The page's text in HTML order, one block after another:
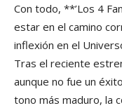
Con todo, **’Los 4
estar en el camino
inflexión en el
Tras el reciente
aunque no fue un
tono más maduro, la